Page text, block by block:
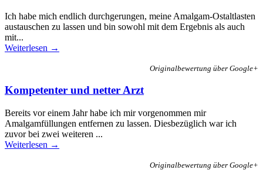
Ich habe mich endlich durchgerungen, meine Amalgam-Ostaltlasten
austauschen zu lassen und bin sowohl mit dem Ergebnis als auch
mit...
Weiterlesen →
Originalbewertung über Google+
Kompetenter und netter Arzt
Bereits vor einem Jahr habe ich mir vorgenommen mir
Amalgamfüllungen entfernen zu lassen. Diesbezüglich war ich
zuvor bei zwei weiteren ...
Weiterlesen →
Originalbewertung über Google+